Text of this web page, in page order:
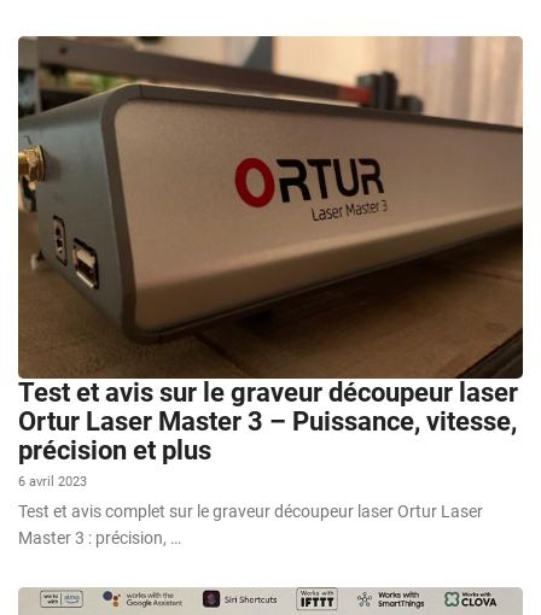
Test et avis sur le graveur découpeur laser
Ortur Laser Master 3 – Puissance, vitesse,
précision et plus
6 avril 2023
Test et avis complet sur le graveur découpeur laser Ortur Laser
Master 3 : précision, …